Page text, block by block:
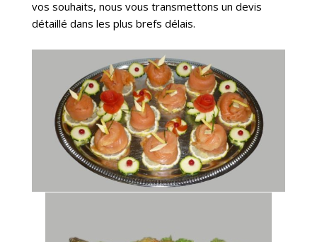
vos souhaits, nous vous transmettons un devis
détaillé dans les plus brefs délais.